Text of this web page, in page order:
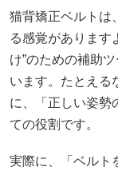
猫背矯正ベルトは
る感覚があります
け”のための補助
います。たとえる
に、「正しい姿勢
ての役割です。
実際に、「ベルト